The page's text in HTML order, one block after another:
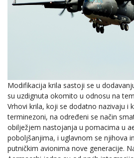
Modifikacija krila sastoji se u
su uzdignuta okomito u odnosu na
Vrhovi krila, koji se dodatno nazivaju i
terminezoni, na određeni se način
obilježjem nastojanja u pomacima u
poboljšanjima, i uglavnom se njihova
putničkim avionima nove generacije.